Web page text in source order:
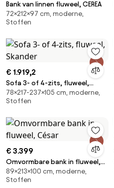
Bank van linnen fluweel, CEREA
72×212×97 cm, moderne,
Stoffen
€ 1.919,2
Sofa 3- of 4-zits, fluweel,
Skander
78×217-237×105 cm, moderne,
Stoffen
€ 3.399
Omvormbare bank in fluweel,
César
89×213×100 cm, moderne,
Stoffen